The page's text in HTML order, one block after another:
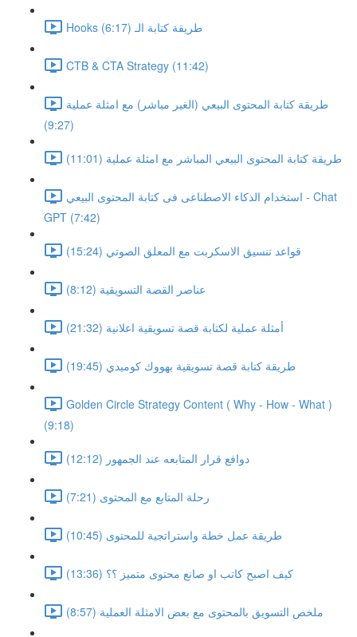
Hooks طريقة كتابة الـ (6:17)
CTB & CTA Strategy (11:42)
طريقة كتابة المحتوى البيعي (الغير مباشر) مع امثلة عملية
(9:27)
طريقة كتابة المحتوى البيعي المباشر مع امثلة عملية (11:01)
استخدام الذكاء الاصطناعى فى كتابة المحتوى البيعي - Chat
GPT (7:42)
قواعد تنسيق الاسكربت مع المعلق الصوتي (15:24)
عناصر القصة التسويقية (8:12)
أمثلة عملية لكتابة قصة تسويقية اعلانية (21:32)
طريقة كتابة قصة تسويقية بهووك كوميدي (19:45)
Golden Circle Strategy Content ( Why - How - What )
(9:18)
دوافع قرار المتابعه عند الجمهور (12:12)
رحلة المتابع مع المحتوى (7:21)
طريقة عمل خطة واستراتجية للمحتوى (10:45)
كيف اصبح كاتب او صانع محتوى متميز ؟؟ (13:36)
ملخص التسويق بالمحتوى مع بعض الامثلة العملية (8:57)